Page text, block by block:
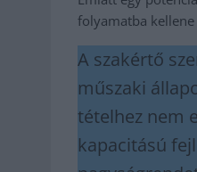
folyamatba
A szakértő
műszaki
tételhez nem
kapacitású